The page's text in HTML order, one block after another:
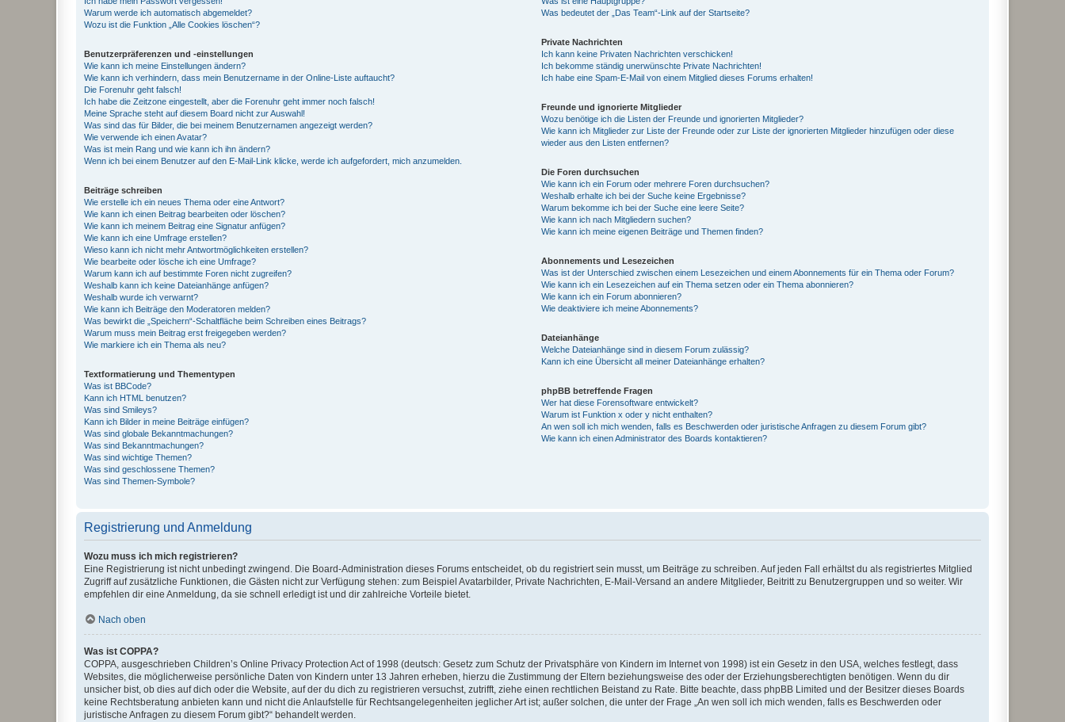
Warum werde ich automatisch abgemeldet?
Wozu ist die Funktion „Alle Cookies löschen“?
Benutzerpräferenzen und -einstellungen
Wie kann ich meine Einstellungen ändern?
Wie kann ich verhindern, dass mein Benutzername in der Online-Liste auftaucht?
Die Forenuhr geht falsch!
Ich habe die Zeitzone eingestellt, aber die Forenuhr geht immer noch falsch!
Meine Sprache steht auf diesem Board nicht zur Auswahl!
Was sind das für Bilder, die bei meinem Benutzernamen angezeigt werden?
Wie verwende ich einen Avatar?
Was ist mein Rang und wie kann ich ihn ändern?
Wenn ich bei einem Benutzer auf den E-Mail-Link klicke, werde ich aufgefordert, mich anzumelden.
Beiträge schreiben
Wie erstelle ich ein neues Thema oder eine Antwort?
Wie kann ich einen Beitrag bearbeiten oder löschen?
Wie kann ich meinem Beitrag eine Signatur anfügen?
Wie kann ich eine Umfrage erstellen?
Wieso kann ich nicht mehr Antwortmöglichkeiten erstellen?
Wie bearbeite oder lösche ich eine Umfrage?
Warum kann ich auf bestimmte Foren nicht zugreifen?
Weshalb kann ich keine Dateianhänge anfügen?
Weshalb wurde ich verwarnt?
Wie kann ich Beiträge den Moderatoren melden?
Was bewirkt die „Speichern“-Schaltfläche beim Schreiben eines Beitrags?
Warum muss mein Beitrag erst freigegeben werden?
Wie markiere ich ein Thema als neu?
Textformatierung und Thementypen
Was ist BBCode?
Kann ich HTML benutzen?
Was sind Smileys?
Kann ich Bilder in meine Beiträge einfügen?
Was sind globale Bekanntmachungen?
Was sind Bekanntmachungen?
Was sind wichtige Themen?
Was sind geschlossene Themen?
Was sind Themen-Symbole?
Was bedeutet der „Das Team“-Link auf der Startseite?
Private Nachrichten
Ich kann keine Privaten Nachrichten verschicken!
Ich bekomme ständig unerwünschte Private Nachrichten!
Ich habe eine Spam-E-Mail von einem Mitglied dieses Forums erhalten!
Freunde und ignorierte Mitglieder
Wozu benötige ich die Listen der Freunde und ignorierten Mitglieder?
Wie kann ich Mitglieder zur Liste der Freunde oder zur Liste der ignorierten Mitglieder hinzufügen oder diese
wieder aus den Listen entfernen?
Die Foren durchsuchen
Wie kann ich ein Forum oder mehrere Foren durchsuchen?
Weshalb erhalte ich bei der Suche keine Ergebnisse?
Warum bekomme ich bei der Suche eine leere Seite?
Wie kann ich nach Mitgliedern suchen?
Wie kann ich meine eigenen Beiträge und Themen finden?
Abonnements und Lesezeichen
Was ist der Unterschied zwischen einem Lesezeichen und einem Abonnements für ein Thema oder Forum?
Wie kann ich ein Lesezeichen auf ein Thema setzen oder ein Thema abonnieren?
Wie kann ich ein Forum abonnieren?
Wie deaktiviere ich meine Abonnements?
Dateianhänge
Welche Dateianhänge sind in diesem Forum zulässig?
Kann ich eine Übersicht all meiner Dateianhänge erhalten?
phpBB betreffende Fragen
Wer hat diese Forensoftware entwickelt?
Warum ist Funktion x oder y nicht enthalten?
An wen soll ich mich wenden, falls es Beschwerden oder juristische Anfragen zu diesem Forum gibt?
Wie kann ich einen Administrator des Boards kontaktieren?
Registrierung und Anmeldung
Wozu muss ich mich registrieren?
Eine Registrierung ist nicht unbedingt zwingend. Die Board-Administration dieses Forums entscheidet, ob du registriert sein musst, um Beiträge zu schreiben. Auf jeden Fall erhältst du als registriertes Mitglied
Zugriff auf zusätzliche Funktionen, die Gästen nicht zur Verfügung stehen: zum Beispiel Avatarbilder, Private Nachrichten, E-Mail-Versand an andere Mitglieder, Beitritt zu Benutzergruppen und so weiter. Wir
empfehlen dir eine Anmeldung, da sie schnell erledigt ist und dir zahlreiche Vorteile bietet.
Nach oben
Was ist COPPA?
COPPA, ausgeschrieben Children’s Online Privacy Protection Act of 1998 (deutsch: Gesetz zum Schutz der Privatsphäre von Kindern im Internet von 1998) ist ein Gesetz in den USA, welches festlegt, dass
Websites, die möglicherweise persönliche Daten von Kindern unter 13 Jahren erheben, hierzu die Zustimmung der Eltern beziehungsweise des oder der Erziehungsberechtigten benötigen. Wenn du dir
unsicher bist, ob dies auf dich oder die Website, auf der du dich zu registrieren versuchst, zutrifft, ziehe einen rechtlichen Beistand zu Rate. Bitte beachte, dass phpBB Limited und der Besitzer dieses Boards
keine Rechtsberatung anbieten kann und nicht die Anlaufstelle für Rechtsangelegenheiten jeglicher Art ist; außer solchen, die unter der Frage „An wen soll ich mich wenden, falls es Beschwerden oder
juristische Anfragen zu diesem Forum gibt?“ behandelt werden.